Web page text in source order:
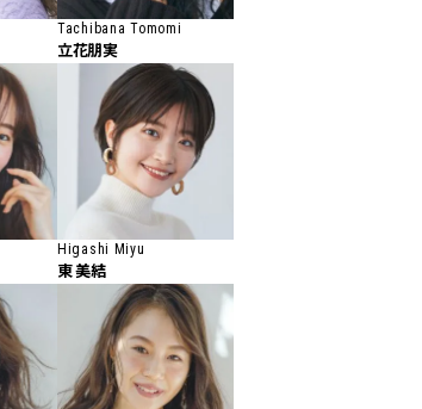
Tachibana Tomomi
立花朋実
Higashi Miyu
東 美結